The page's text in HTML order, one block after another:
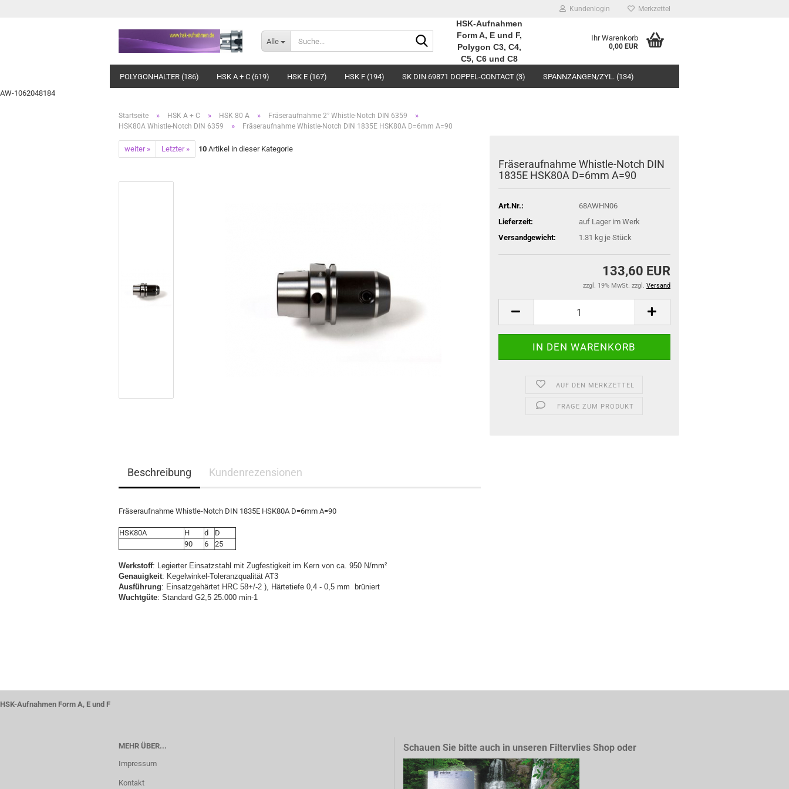
AW-1062048184
Kundenlogin Merkzettel
Alle
Suche...
HSK-Aufnahmen
Form A, E und F,
Polygon C3, C4,
C5, C6 und C8
Ihr Warenkorb
0,00 EUR
POLYGONHALTER (186) HSK A + C (619) HSK E (167) HSK F (194) SK DIN 69871 DOPPEL-CONTACT (3) SPANNZANGEN/ZYL. (134)
Startseite » HSK A + C » HSK 80 A » Fräseraufnahme 2° Whistle-Notch DIN 6359 »
HSK80A Whistle-Notch DIN 6359 » Fräseraufnahme Whistle-Notch DIN 1835E HSK80A D=6mm A=90
weiter » Letzter » 10 Artikel in dieser Kategorie
Fräseraufnahme Whistle-Notch DIN
1835E HSK80A D=6mm A=90
Art.Nr.:
68AWHN06
Lieferzeit:
auf Lager im Werk
Versandgewicht:
1.31 kg je Stück
133,60 EUR
zzgl. 19% MwSt. zzgl. Versand
AUF DEN MERKZETTEL
FRAGE ZUM PRODUKT
Beschreibung Kundenrezensionen
Fräseraufnahme Whistle-Notch DIN 1835E HSK80A D=6mm A=90
HSK80A H d
D
90
6 25
Werkstoff: Legierter Einsatzstahl mit Zugfestigkeit im Kern von ca. 950 N/mm²
Genauigkeit: Kegelwinkel-Toleranzqualität AT3
Ausführung: Einsatzgehärtet HRC 58+/-2 ), Härtetiefe 0,4 - 0,5 mm brüniert
Wuchtgüte: Standard G2,5 25.000 min-1
HSK-Aufnahmen Form A, E und F
MEHR ÜBER...
Impressum
Kontakt
Schauen Sie bitte auch in unseren Filtervlies Shop oder